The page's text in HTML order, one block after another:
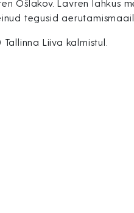
Ošlakov. Lavren lahkus
tegusid
Liiva kalmistul.